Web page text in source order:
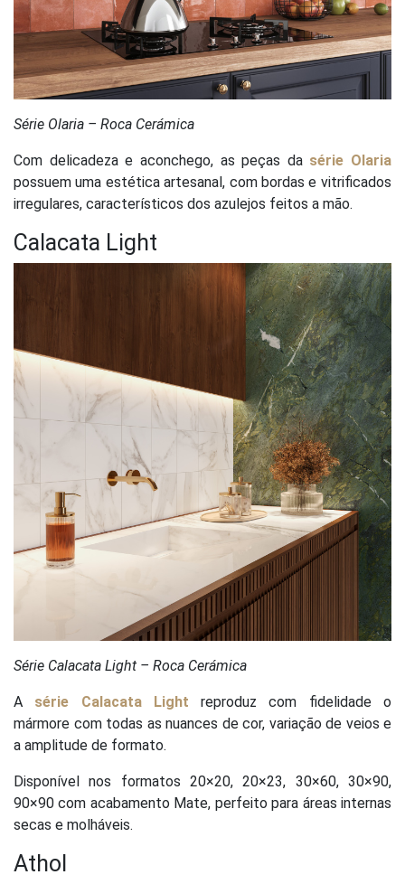
Série Olaria – Roca Cerámica
Com delicadeza e aconchego, as peças da série Olaria
possuem uma estética artesanal, com bordas e vitrificados
irregulares, característicos dos azulejos feitos a mão.
Calacata Light
Série Calacata Light – Roca Cerámica
A série Calacata Light reproduz com fidelidade o
mármore com todas as nuances de cor, variação de veios e
a amplitude de formato.
Disponível nos formatos 20×20, 20×23, 30×60, 30×90,
90×90 com acabamento Mate, perfeito para áreas internas
secas e molháveis.
Athol